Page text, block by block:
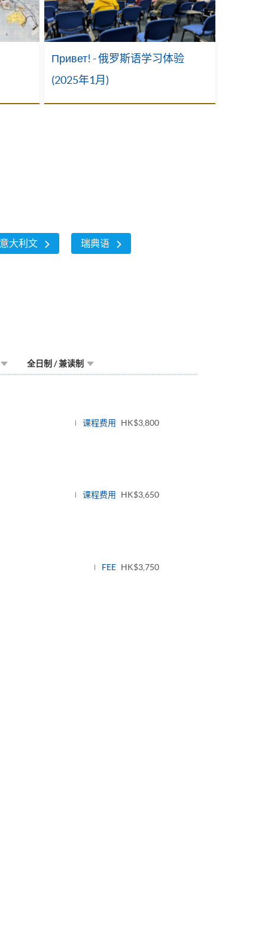
Привет! - 俄罗斯语学习体验
(2025年1月)
意大利文 瑞典语
全日制 / 兼读制
课程费用 HK$3,800
课程费用 HK$3,650
FEE HK$3,750